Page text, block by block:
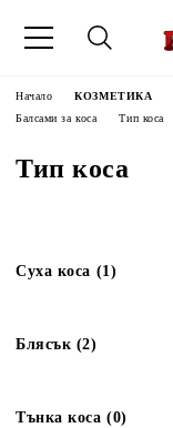
Начало КОЗМЕТИКА
Балсами за коса
Тип коса
Тип коса
Суха коса (1)
Блясък (2)
Тънка коса (0)